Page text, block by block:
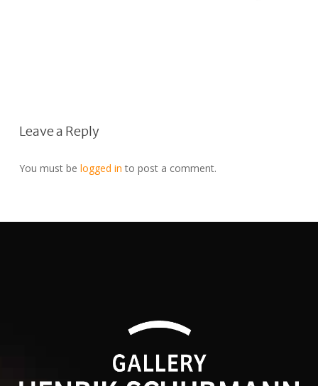
Leave a Reply
You must be logged in to post a comment.